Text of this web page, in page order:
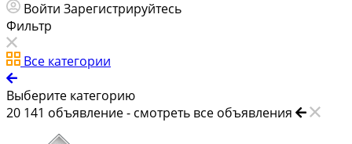
Войти Зарегистрируйтесь
Фильтр
Все категории
Выберите категорию
20 141 объявление - смотреть все объявления